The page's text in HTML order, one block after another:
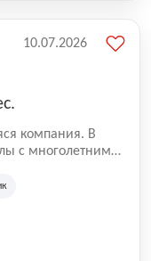
компания. В
с многолетним
опыт позволяют
10.07.2026